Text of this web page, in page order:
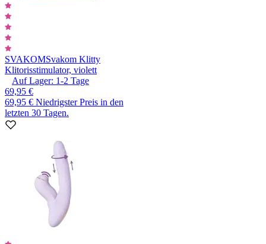
SVAKOMSvakom Klitty
Klitorisstimulator, violett
Auf Lager: 1-2 Tage
69,95 €
69,95 € Niedrigster Preis in den
letzten 30 Tagen.